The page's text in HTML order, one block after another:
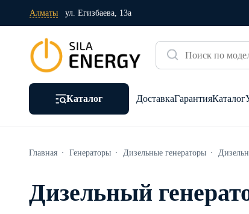
Алматы ул. Егизбаева, 13а
Каталог ДоставкаГарантияКаталог
Главная Генераторы Дизельные генераторы
Дизельный